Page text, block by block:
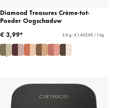
Diamond Treasures Crème-tot-
Poeder Oogschaduw
€ 3,99*
2,8 g - € 1.425,00 / 1 kg